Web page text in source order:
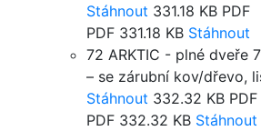
Stáhnout 331.18 KB PDF
PDF 331.18 KB Stáhnout
72 ARKTIC - plné dveře
– se zárubní kov/dřevo,
Stáhnout 332.32 KB PDF
PDF 332.32 KB Stáhnout